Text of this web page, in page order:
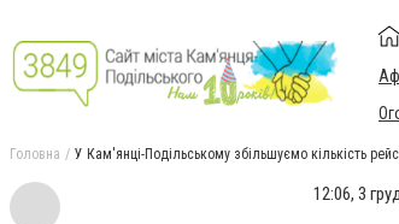
Головна У Кам'янці-Подільському збільшуємо кількість
12:06, 3